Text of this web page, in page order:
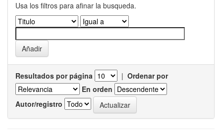
Usa los filtros para afinar la busqueda.
Resultados por página | Ordenar por
En orden
Autor/registro